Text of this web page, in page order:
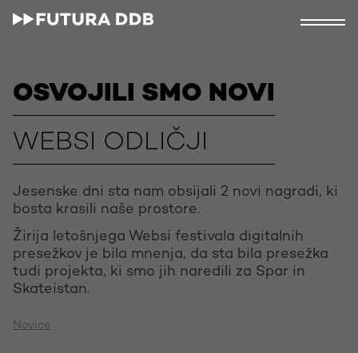
OSVOJILI SMO NOVI
WEBSI ODLIČJI
Jesenske dni sta nam obsijali 2 novi nagradi, ki
bosta krasili naše prostore.
Žirija letošnjega Websi festivala digitalnih
presežkov je bila mnenja, da sta bila presežka
tudi projekta, ki smo jih naredili za Spar in
Skateistan.
Novice